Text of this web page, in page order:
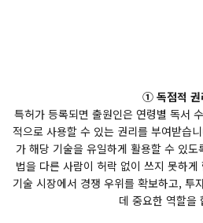
① 독점적 권
특허가 등록되면 출원인은 연령별 독서
적으로 사용할 수 있는 권리를 부여받습
가 해당 기술을 유일하게 활용할 수 있
법을 다른 사람이 허락 없이 쓰지 못하
기술 시장에서 경쟁 우위를 확보하고, 투
데 중요한 역할을